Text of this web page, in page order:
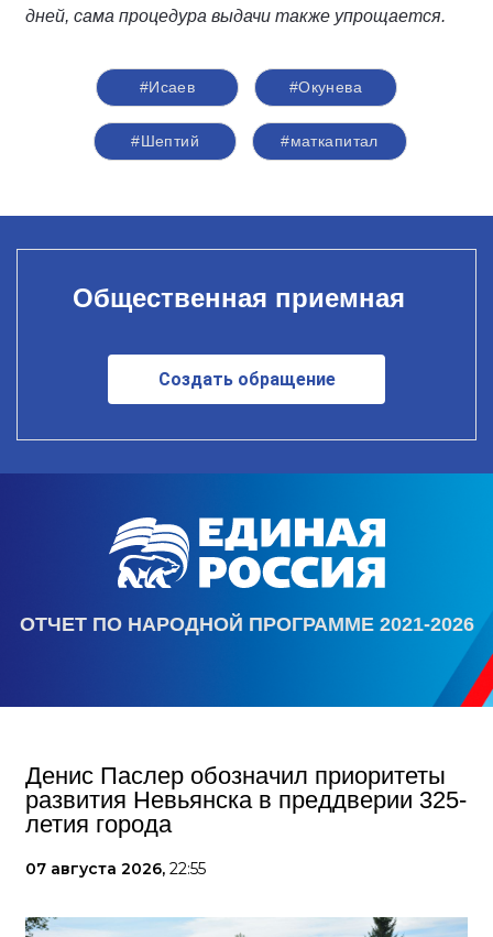
дней, сама процедура выдачи также упрощается.
#Исаев #Окунева
#Шептий #маткапитал
Общественная приемная
Создать обращение
ОТЧЕТ ПО НАРОДНОЙ ПРОГРАММЕ 2021-2026
Денис Паслер обозначил приоритеты
развития Невьянска в преддверии 325-
летия города
07 августа 2026, 22:55